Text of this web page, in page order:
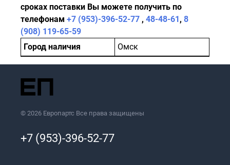
сроках поставки Вы можете получить по
телефонам +7 (953)-396-52-77 , 48-48-61, 8
(908) 119-65-59
Город наличия
Омск
© 2026 Европартс Все права защищены
+7 (953)-396-52-77